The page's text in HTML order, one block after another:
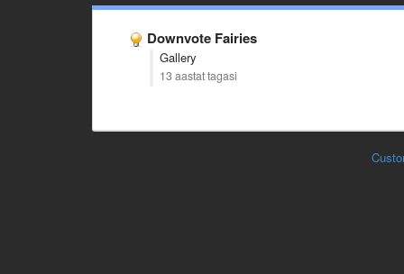
Downvote Fairies
Gallery
13 aastat tagasi